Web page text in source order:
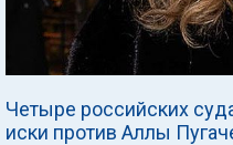
Четыре российских
иски против Аллы